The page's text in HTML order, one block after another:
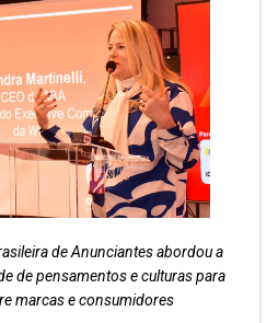
de Anunciantes abordou a
de pensamentos e culturas para
marcas e consumidores